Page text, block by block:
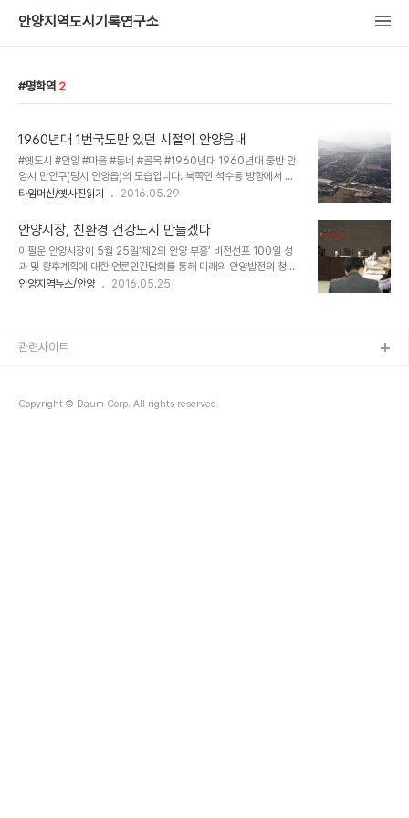
안양지역도시기록연구소
명학역 2
1960년대 1번국도만 있던 시절의 안양읍내
#옛도시 #안양 #마을 #동네 #골목 #1960년대 1960년대 중반 안
양시 만안구(당시 안양읍)의 모습입니다. 북쪽인 석수동 방향에서 남
쪽인 안양1동 시내쪽을 항해 찍은 항공사진으로 안양읍내의 북부동(안
하면 이 지역은 일제강점기에는 대부분 오끼농장이 있던 자리였다고
합니다. 농장의 흔적은 1960년대에도 만안초등학교 북쪽, 안양보육
원(현 좋은집) 인근에서 볼 수 있었지요. 사진 아래쪽 큰 건물이 만안
초등학교입니다. 그, 앞으로 흐르는 하천이 수리산에서 안양9동과 3
동을 거쳐 안양역 옆으로 흘러 다시 박달동쪽 안양천으로 연결되던 수
타임머신/옛사진읽기 2016.05.29
안양시장, 친환경 건강도시 만들겠다
이필운 안양시장이 5월 25일‘제2의 안양 부흥’ 비전선포 100일 성
과 및 향후계획에 대한 언론인간담회를 통해 미래의 안양발전의 청사
진으로 동․서, 구도시․신도시 간의 조화로운 균형발전과 지속성장 가능
~인덕원역을 중심축으로 한 첨단산업 클러스터 육성 ▲ 수리산, 삼막
고 있는 농림축산검역본부 부지는 올 하반..
안양지역뉴스/안양 2016.05.25
Copyright © Daum Corp. All rights reserved.
관련사이트